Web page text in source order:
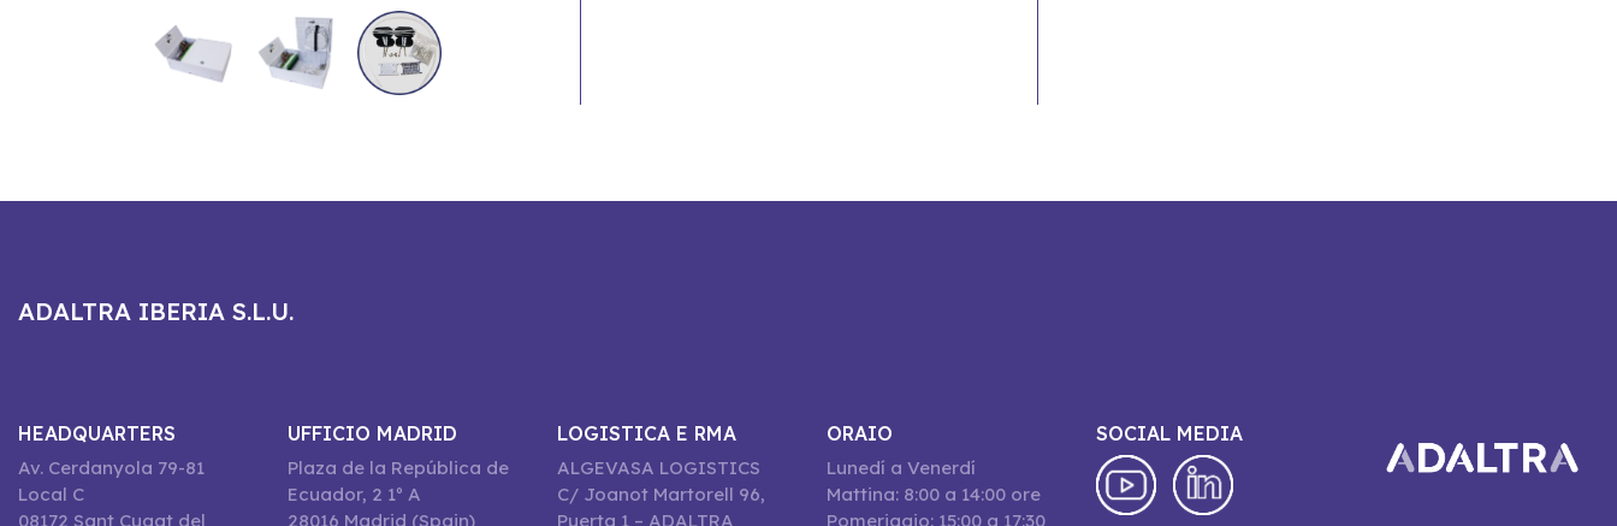
ADALTRA IBERIA S.L.U.
HEADQUARTERS
Av. Cerdanyola 79-81
Local C
08172 Sant Cugat del
UFFICIO MADRID
Plaza de la República de
Ecuador, 2 1º A
28016 Madrid (Spain)
LOGISTICA E RMA
ALGEVASA LOGISTICS
C/ Joanot Martorell 96,
Puerta 1 – ADALTRA
ORAIO
Lunedí a Venerdí
Mattina: 8:00 a 14:00 ore
Pomeriggio: 15:00 a 17:30
SOCIAL MEDIA